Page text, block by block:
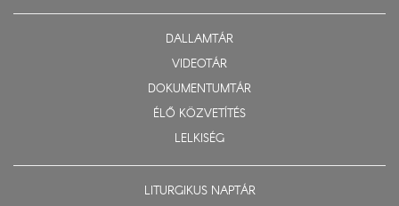
DALLAMTÁR
VIDEOTÁR
DOKUMENTUMTÁR
ÉLŐ KÖZVETÍTÉS
LELKISÉG
LITURGIKUS NAPTÁR